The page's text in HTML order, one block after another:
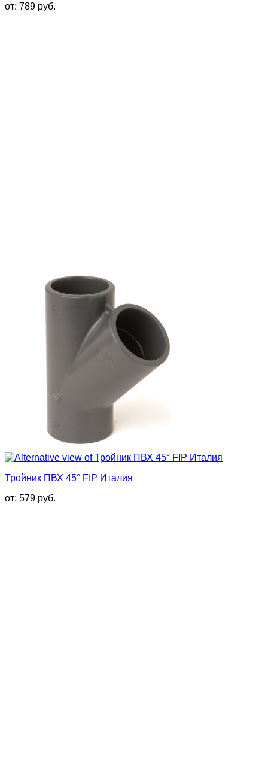
от: 789 руб.
Тройник ПВХ 45° FIP Италия
от: 579 руб.